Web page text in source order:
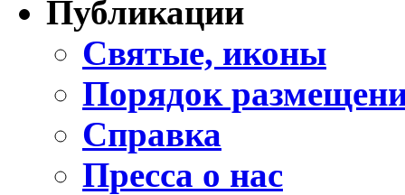
Публикации
Святые, иконы
Порядок
Справка
Пресса о нас